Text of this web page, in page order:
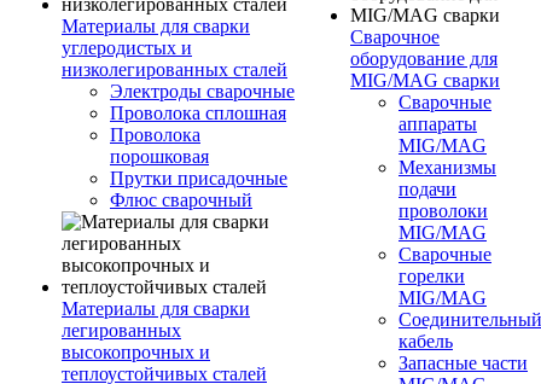
Материалы для сварки
углеродистых и
низколегированных сталей
Электроды сварочные
Проволока сплошная
Проволока
порошковая
Прутки присадочные
Флюс сварочный
Материалы для сварки
легированных
высокопрочных и
теплоустойчивых сталей
Сварочное
оборудование для
MIG/MAG сварки
Сварочные
аппараты
MIG/MAG
Механизмы
подачи
проволоки
MIG/MAG
Сварочные
горелки
MIG/MAG
Соединительный
кабель
Запасные части